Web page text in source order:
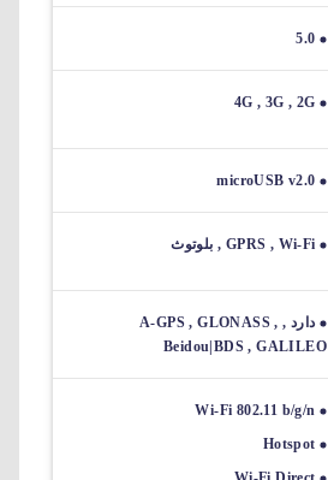
5.0
4G , 3G , 2G
microUSB v2.0
GPRS , Wi-Fi , بلوتوث
دارد , A-GPS , GLONASS ,
Beidou|BDS , GALILEO
Wi-Fi 802.11 b/g/n
Hotspot